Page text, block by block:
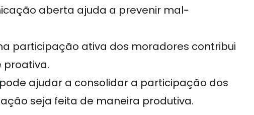
aberta ajuda a prevenir mal-
participação ativa dos moradores contribui
proativa.
pode ajudar a consolidar a participação dos
seja feita de maneira produtiva.